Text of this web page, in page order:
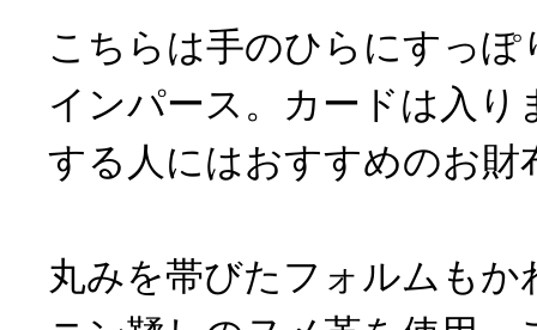
こちらは手のひらにすっ
インパース。カードは入り
する人にはおすすめのお財
丸みを帯びたフォルムもか